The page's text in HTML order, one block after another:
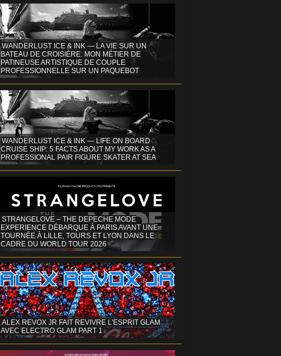
WANDERLUST ICE & INK — LA VIE SUR UN
BATEAU DE CROISIÈRE: MON MÉTIER DE
PATINEUSE ARTISTIQUE DE COUPLE
PROFESSIONNELLE SUR UN PAQUEBOT
WANDERLUST ICE & INK — LIFE ON BOARD
CRUISE SHIP: 5 FACTS ABOUT MY WORK AS A
PROFESSIONAL PAIR FIGURE SKATER AT SEA
STRANGELOVE – THE DEPECHE MODE
EXPERIENCE DÉBARQUE À PARIS AVANT UNE
TOURNÉE À LILLE, TOURS ET LYON DANS LE
CADRE DU WORLD TOUR 2026
ALEX REVOX JR FAIT REVIVRE L'ESPRIT GLAM
AVEC ELECTRO GLAM PART 1